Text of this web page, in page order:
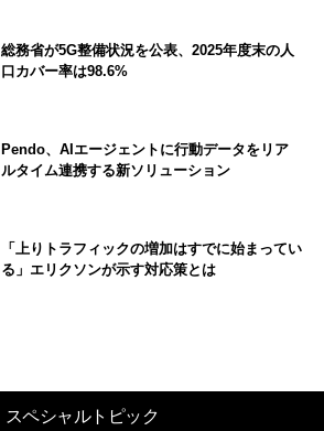
総務省が5G整備状況を公表、2025年度末の人
口カバー率は98.6%
Pendo、AIエージェントに行動データをリア
ルタイム連携する新ソリューション
「上りトラフィックの増加はすでに始まってい
る」エリクソンが示す対応策とは
スペシャルトピック